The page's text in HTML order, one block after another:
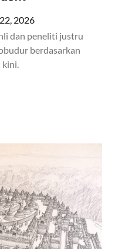
2026
dan peneliti justru
berdasarkan
kini.